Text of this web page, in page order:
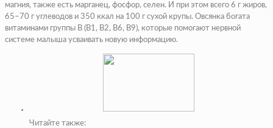
магния, также есть марганец, фосфор, селен. И при этом всего 6 г жиров,
65–70 г углеводов и 350 ккал на 100 г сухой крупы. Овсянка богата
витаминами группы В (В1, B2, B6, B9), которые помогают нервной
системе малыша усваивать новую информацию.
Читайте также: